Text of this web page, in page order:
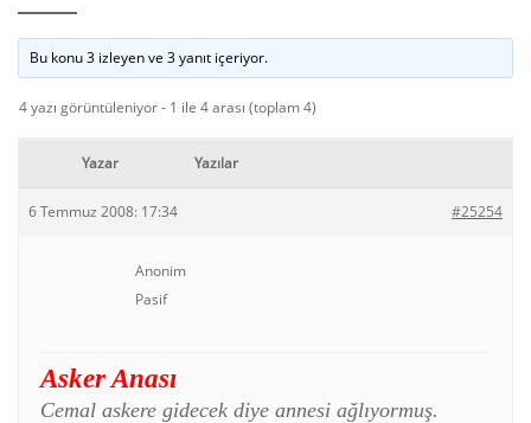
Bu konu 3 izleyen ve 3 yanıt içeriyor.
4 yazı görüntüleniyor - 1 ile 4 arası (toplam 4)
Yazar Yazılar
6 Temmuz 2008: 17:34 #25254
Anonim
Pasif
Asker Anası
Cemal askere gidecek diye annesi ağlıyormuş.